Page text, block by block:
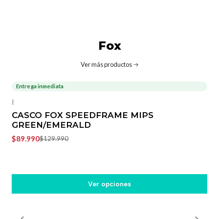
Fox
Ver más productos
-31%
Entrega inmediata
|
CASCO FOX SPEEDFRAME MIPS
GREEN/EMERALD
$89.990$129.990
Ver opciones